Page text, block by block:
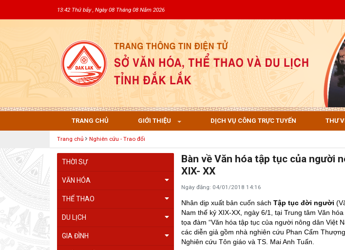
13:42 Thứ bảy , Ngày 08 Tháng 08 Năm 2026
TRANG CHỦ GIỚI THIỆU DỊCH VỤ CÔNG TRỰC TUYẾN THƯ
Trang chủ Nghiên cứu - Trao đổi
THỜI SỰ
VĂN HÓA
THỂ THAO
DU LỊCH
GIA ĐÌNH
Bàn về Văn hóa tập tục của người
XIX- XX
Ngày đăng: 04/01/2018 14:16
Nhân dịp xuất bản cuốn sách Tập tục đời người
Nam thế kỷ XIX-XX, ngày 6/1, tại Trung tâm Văn
tọa đàm “Văn hóa tập tục của người nông dân Việt
các diễn giả gồm nhà nghiên cứu Phan Cẩm
Nghiên cứu Tôn giáo và TS. Mai Anh Tuấn.